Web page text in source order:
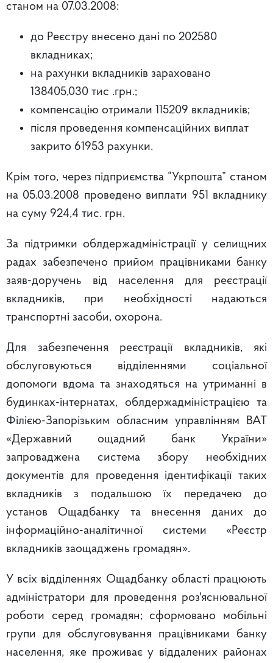
станом на 07.03.2008:
до Реєстру внесено дані по 202580
вкладниках;
на рахунки вкладників зараховано
138405,030 тис .грн.;
компенсацію отримали 115209 вкладників;
після проведення компенсаційних виплат
закрито 61953 рахунки.
Крім того, через підприємства “Укрпошта” станом
на 05.03.2008 проведено виплати 951 вкладнику
на суму 924,4 тис. грн.
За підтримки облдержадміністрації у селищних
радах забезпечено прийом працівниками банку
заяв-доручень від населення для реєстрації
вкладників, при необхідності надаються
транспортні засоби, охорона.
Для забезпечення реєстрації вкладників, які
обслуговуються відділеннями соціальної
допомоги вдома та знаходяться на утриманні в
будинках-інтернатах, облдержадміністрацією та
Філією-Запорізьким обласним управлінням ВАТ
«Державний ощадний банк України»
запроваджена система збору необхідних
документів для проведення ідентифікації таких
вкладників з подальшою їх передачею до
установ Ощадбанку та внесення даних до
інформаційно-аналітичної системи «Реєстр
вкладників заощаджень громадян».
У всіх відділеннях Ощадбанку області працюють
адміністратори для проведення роз'яснювальної
роботи серед громадян; сформовано мобільні
групи для обслуговування працівниками банку
населення, яке проживає у віддалених районах